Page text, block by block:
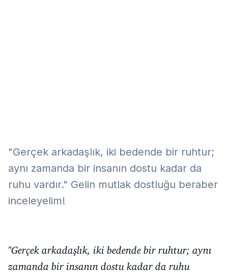
"Gerçek arkadaşlık, iki bedende bir ruhtur;
aynı zamanda bir insanın dostu kadar da
ruhu vardır." Gelin mutlak dostluğu beraber
inceleyelim!
''Gerçek arkadaşlık, iki bedende bir ruhtur; aynı
zamanda bir insanın dostu kadar da ruhu